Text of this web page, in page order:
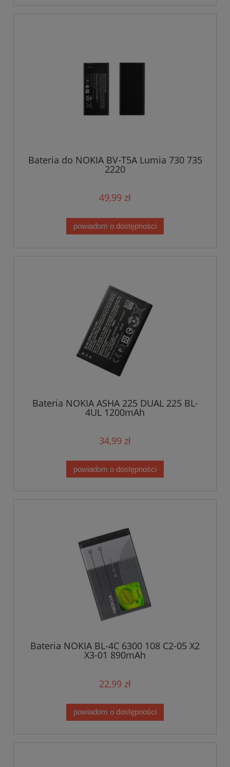
Bateria do NOKIA BV-T5A Lumia 730 735
2220
49,99 zł
powiadom o dostępności
Bateria NOKIA ASHA 225 DUAL 225 BL-
4UL 1200mAh
34,99 zł
powiadom o dostępności
Bateria NOKIA BL-4C 6300 108 C2-05 X2
X3-01 890mAh
22,99 zł
powiadom o dostępności